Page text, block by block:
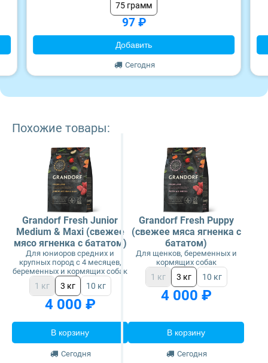
75 грамм
97 ₽
Добавить
Сегодня
Похожие товары:
Grandorf Fresh Junior
Medium & Maxi (свежее
мясо ягненка с бататом)
Для юниоров средних и
крупных пород с 4 месяцев,
беременных и кормящих собак
1 кг 3 кг 10 кг
4 000 ₽
В корзину
Сегодня
Grandorf Fresh Puppy
(свежее мяса ягненка с
бататом)
Для щенков, беременных и
кормящих собак
1 кг 3 кг 10 кг
4 000 ₽
В корзину
Сегодня